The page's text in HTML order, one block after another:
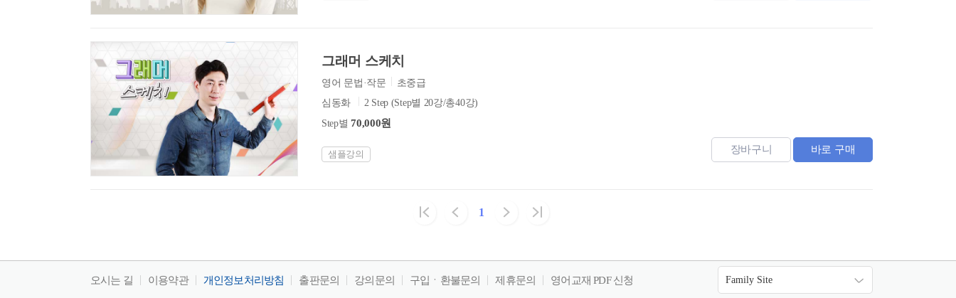
그래머 스케치
영어 문법·작문
초중급
심동화
2 Step (Step별 20강/총40강)
Step별70,000원
샘플강의 장바구니 바로 구매
1
오시는 길 이용약관 개인정보처리방침 출판문의 강의문의 구입ㆍ환불문의 제휴문의 영어교재 PDF 신청